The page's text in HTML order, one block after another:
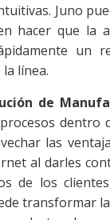
Juno
hacer que la
línea.
de
dentro
las
al darles
de los
transformar